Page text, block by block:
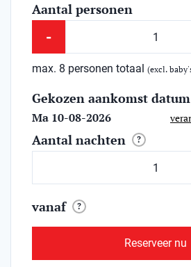
Aantal personen
-
max. 8 personen totaal (excl.
Gekozen aankomst datum
Ma 10-08-2026
Aantal nachten ?
vanaf ?
Reserveer nu